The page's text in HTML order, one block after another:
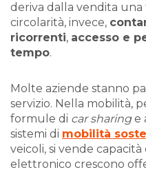
deriva dalla vendita
circolarità, invece,
ricorrenti, accesso e
tempo.
Molte aziende stanno
servizio. Nella mobilità,
formule di car sharinge
sistemi di mobilità
veicoli, si vende
elettronico crescono